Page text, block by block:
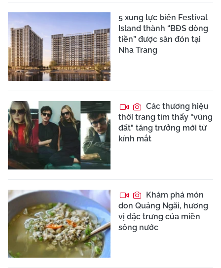
5 xung lực biến Festival
Island thành “BĐS dòng
tiền” được săn đón tại
Nha Trang
Các thương hiệu
thời trang tìm thấy "vùng
đất" tăng trưởng mới từ
kính mắt
Khám phá món
don Quảng Ngãi, hương
vị đặc trưng của miền
sông nước